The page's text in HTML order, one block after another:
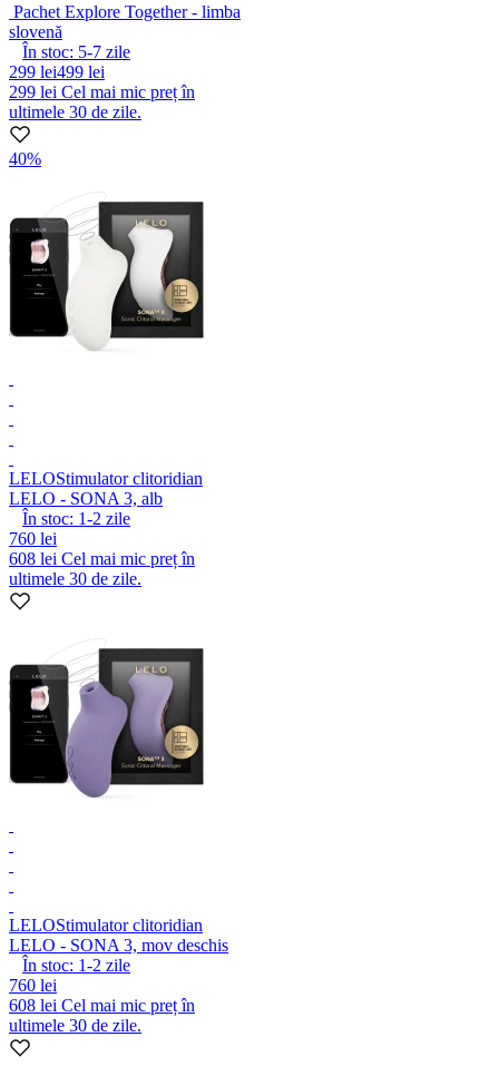
Pachet Explore Together - limba
slovenă
În stoc: 5-7 zile
299 lei499 lei
299 lei Cel mai mic preț în
ultimele 30 de zile.
40%
LELOStimulator clitoridian
LELO - SONA 3, alb
În stoc: 1-2 zile
760 lei
608 lei Cel mai mic preț în
ultimele 30 de zile.
LELOStimulator clitoridian
LELO - SONA 3, mov deschis
În stoc: 1-2 zile
760 lei
608 lei Cel mai mic preț în
ultimele 30 de zile.